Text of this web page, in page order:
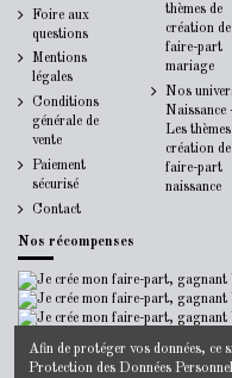
Foire aux
questions
Mentions
légales
Conditions
générale de
vente
Paiement
sécurisé
Contact
thèmes de
création de
faire-part
mariage
Nos
Naissance
Les
création de
faire-part
naissance
Nos récompenses
Afin de protéger vos données, ce
Protection des Données